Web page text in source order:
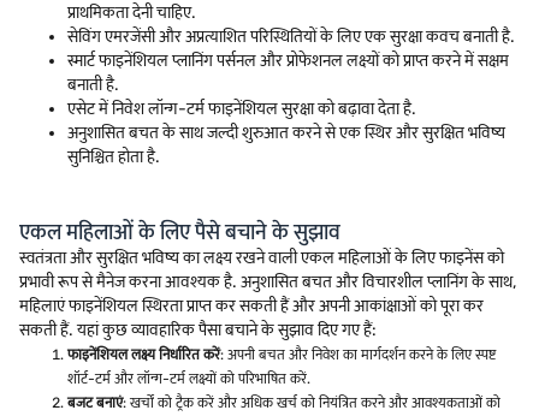
प्राथमिकता देनी चाहिए.
सेविंग एमरजेंसी और अप्रत्याशित परिस्थितियों के लिए एक सुरक्षा कवच बनाती है.
स्मार्ट फाइनेंशियल प्लानिंग पर्सनल और प्रोफेशनल लक्ष्यों को प्राप्त करने में सक्षम
बनाती है.
एसेट में निवेश लॉन्ग-टर्म फाइनेंशियल सुरक्षा को बढ़ावा देता है.
अनुशासित बचत के साथ जल्दी शुरुआत करने से एक स्थिर और सुरक्षित भविष्य
सुनिश्चित होता है.
एकल महिलाओं के लिए पैसे बचाने के सुझाव
स्वतंत्रता और सुरक्षित भविष्य का लक्ष्य रखने वाली एकल महिलाओं के लिए फाइनेंस को
प्रभावी रूप से मैनेज करना आवश्यक है. अनुशासित बचत और विचारशील प्लानिंग के साथ,
महिलाएं फाइनेंशियल स्थिरता प्राप्त कर सकती हैं और अपनी आकांक्षाओं को पूरा कर
सकती हैं. यहां कुछ व्यावहारिक पैसा बचाने के सुझाव दिए गए हैं:
फाइनेंशियल लक्ष्य निर्धारित करें: अपनी बचत और निवेश का मार्गदर्शन करने के लिए स्पष्ट
शॉर्ट-टर्म और लॉन्ग-टर्म लक्ष्यों को परिभाषित करें.
बजट बनाएं: खर्चों को ट्रैक करें और अधिक खर्च को नियंत्रित करने और आवश्यकताओं को